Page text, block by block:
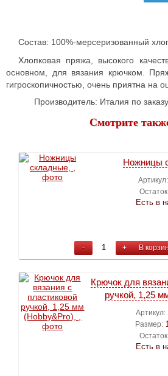
Состав: 100%-мерсеризованный
Хлопковая пряжа, высокого
основном, для вязания крючком.
гигроскопичностью, очень приятна на
Производитель: Италия по
Смотрите
Ножницы
Артикул:
Есть в
- + В
Крючок для
ручкой, 1,25
Артикул:
Размер:
Есть в